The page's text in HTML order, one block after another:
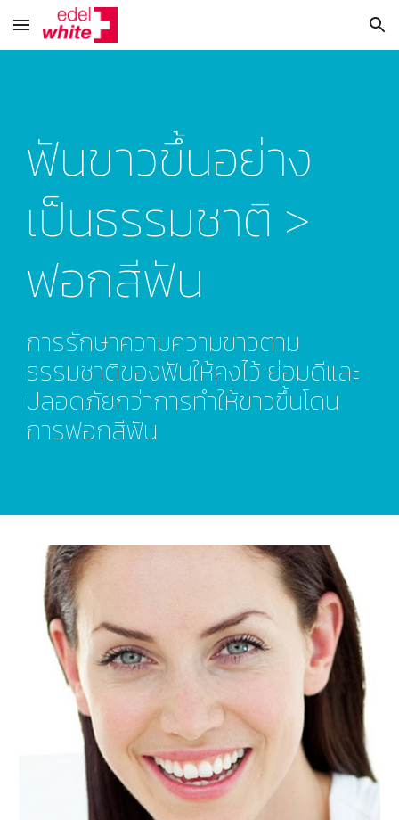
Skip to main content Skip to navigation
ฟันขาวขึ้นอย่าง
เป็นธรรมชาติ >
ฟอกสีฟัน
การรักษาความความขาวตาม
ธรรมชาติของฟันให้คงไว้ ย่อมดีและ
ปลอดภัยกว่าการทำให้ขาวขึ้นโดน
การฟอกสีฟัน